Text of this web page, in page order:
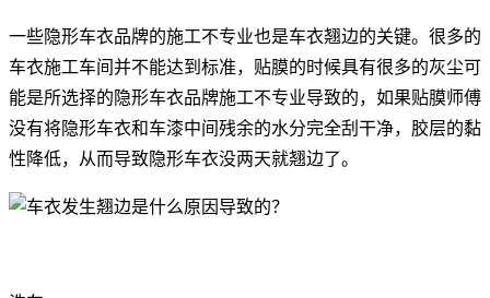
一些隐形车衣品牌的施工不专业也是车衣翘边的关键。很多的
车衣施工车间并不能达到标准，贴膜的时候具有很多的灰尘可
能是所选择的隐形车衣品牌施工不专业导致的，如果贴膜师傅
没有将隐形车衣和车漆中间残余的水分完全刮干净，胶层的黏
性降低，从而导致隐形车衣没两天就翘边了。